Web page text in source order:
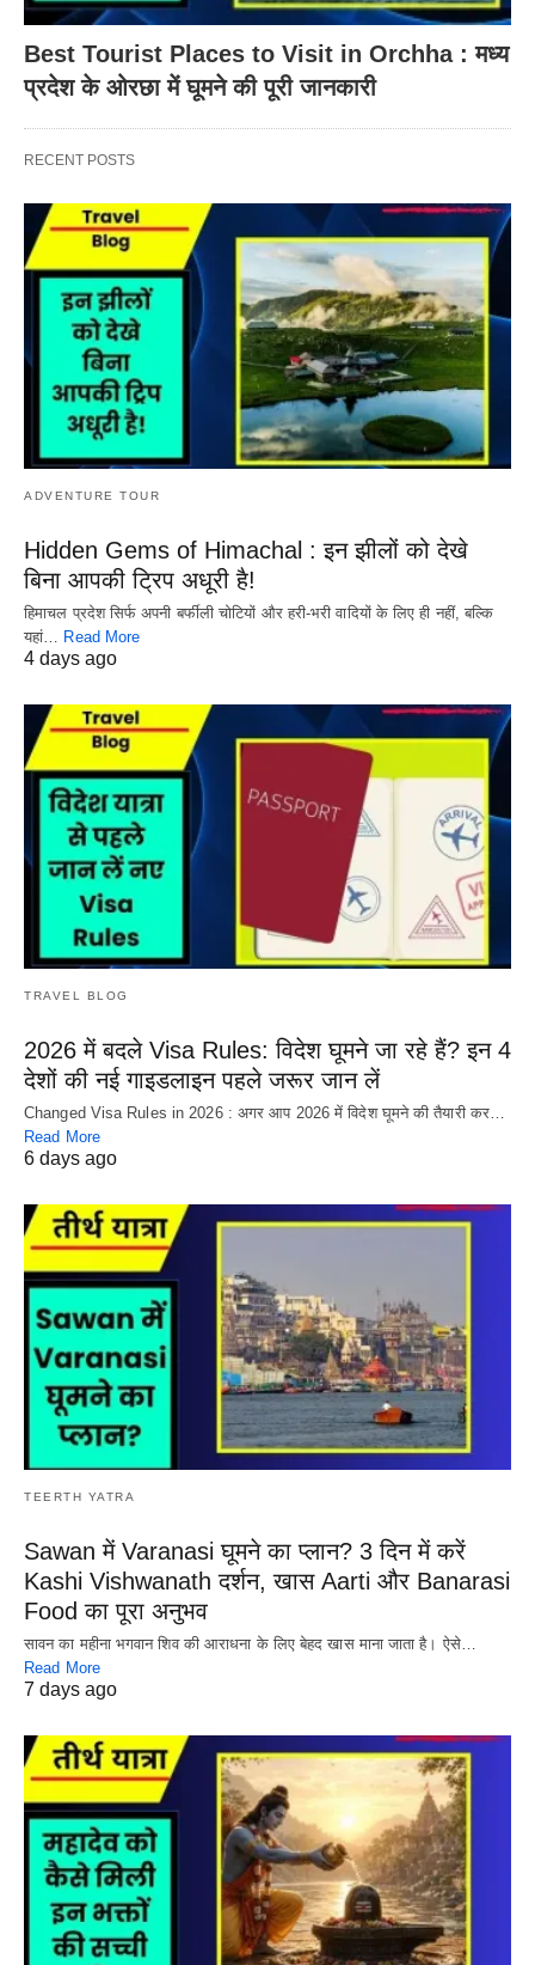
Best Tourist Places to Visit in Orchha : मध्य
प्रदेश के ओरछा में घूमने की पूरी जानकारी
RECENT POSTS
ADVENTURE TOUR
Hidden Gems of Himachal : इन झीलों को देखे
बिना आपकी ट्रिप अधूरी है!
हिमाचल प्रदेश सिर्फ अपनी बर्फीली चोटियों और हरी-भरी वादियों के लिए ही नहीं, बल्कि
यहां…
Read More
4 days ago
TRAVEL BLOG
2026 में बदले Visa Rules: विदेश घूमने जा रहे हैं? इन 4
देशों की नई गाइडलाइन पहले जरूर जान लें
Changed Visa Rules in 2026 : अगर आप 2026 में विदेश घूमने की तैयारी कर…
Read More
6 days ago
TEERTH YATRA
Sawan में Varanasi घूमने का प्लान? 3 दिन में करें
Kashi Vishwanath दर्शन, खास Aarti और Banarasi
Food का पूरा अनुभव
सावन का महीना भगवान शिव की आराधना के लिए बेहद खास माना जाता है। ऐसे…
Read More
7 days ago